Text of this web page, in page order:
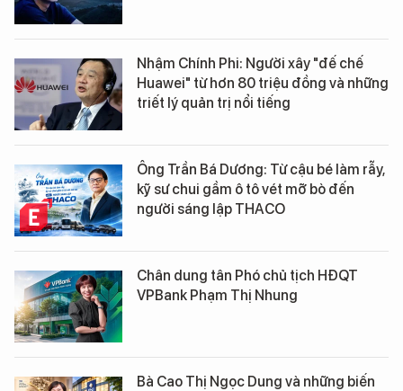
Nhậm Chính Phi: Người xây "đế chế
Huawei" từ hơn 80 triệu đồng và những
triết lý quản trị nổi tiếng
Ông Trần Bá Dương: Từ cậu bé làm rẫy,
kỹ sư chui gầm ô tô vét mỡ bò đến
người sáng lập THACO
Chân dung tân Phó chủ tịch HĐQT
VPBank Phạm Thị Nhung
Bà Cao Thị Ngọc Dung và những biến